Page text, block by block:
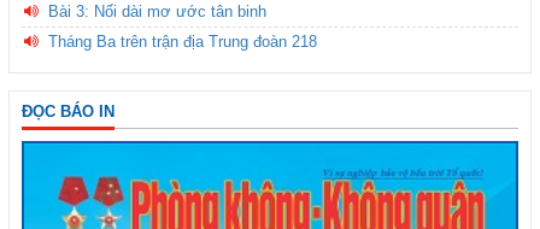
Bài 3: Nối dài mơ ước tân binh
Tháng Ba trên trận địa Trung đoàn 218
ĐỌC BÁO IN